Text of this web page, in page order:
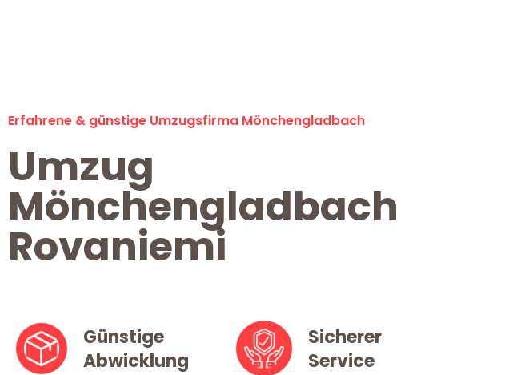
Erfahrene & günstige Umzugsfirma Mönchengladbach
Umzug
Mönchengladbach
Rovaniemi
Günstige
Abwicklung
Sicherer
Service